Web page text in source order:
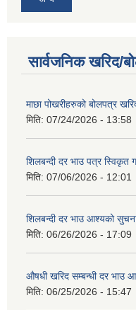
सार्वजनिक खरिद/
माछा पोखरीहरुको बोलपत्र
मिति: 07/24/2026 - 13:58
शिलबन्दी दर भाउ पत्र
मिति: 07/06/2026 - 12:01
शिलबन्दी दर भाउ आश्यको
मिति: 06/26/2026 - 17:09
औषधी खरिद सम्बन्धी दर भाउ
मिति: 06/25/2026 - 15:47